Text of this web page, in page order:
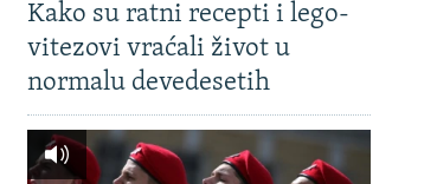
Kako su ratni recepti i lego-
vitezovi vraćali život u
normalu devedesetih